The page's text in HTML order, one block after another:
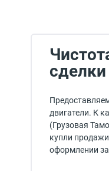
сделки
двигатели. К
(Грузовая
купли
оформлении